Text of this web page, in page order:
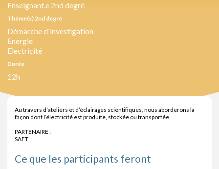
Enseignant.e 2nd degré
Thème(s) 2nd degré
Démarche d'investigation
Energie
Electricité
Durée
12h
Au travers d’ateliers et d’éclairages scientifiques, nous aborderons la
façon dont l’électricité est produite, stockée ou transportée.
PARTENAIRE :
SAFT
Ce que les participants feront